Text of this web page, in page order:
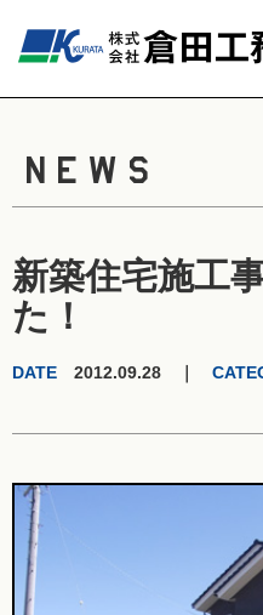
NEWS
新築住宅施工
た！
DATE 2012.09.28 ｜